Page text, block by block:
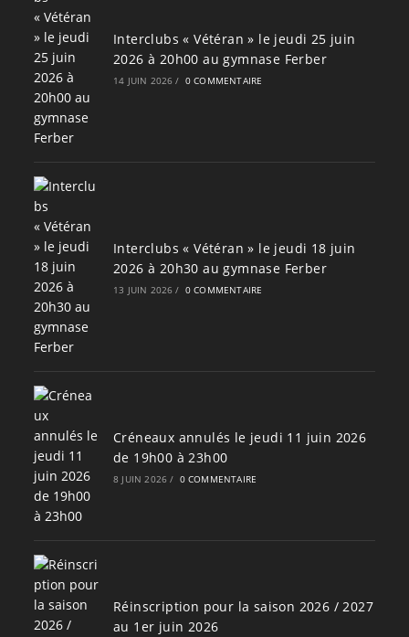
Interclubs « Vétéran » le jeudi 25 juin
2026 à 20h00 au gymnase Ferber
14 JUIN 2026 / 0 COMMENTAIRE
Interclubs « Vétéran » le jeudi 18 juin
2026 à 20h30 au gymnase Ferber
13 JUIN 2026 / 0 COMMENTAIRE
Créneaux annulés le jeudi 11 juin 2026
de 19h00 à 23h00
8 JUIN 2026 / 0 COMMENTAIRE
Réinscription pour la saison 2026 / 2027
au 1er juin 2026